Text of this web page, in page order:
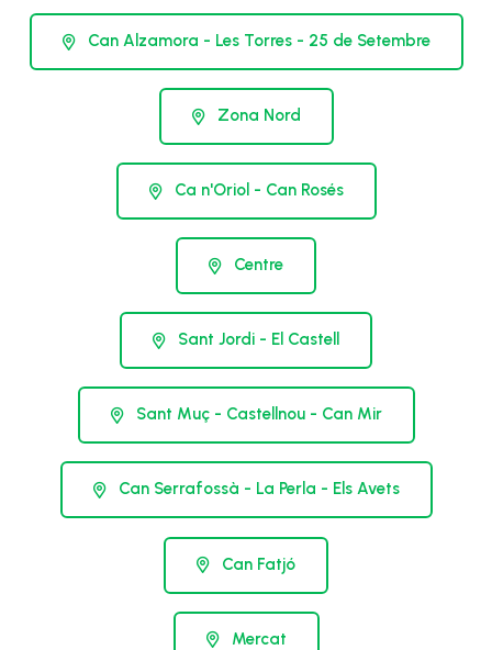
Can Alzamora - Les Torres - 25 de Setembre
Zona Nord
Ca n'Oriol - Can Rosés
Centre
Sant Jordi - El Castell
Sant Muç - Castellnou - Can Mir
Can Serrafossà - La Perla - Els Avets
Can Fatjó
Mercat